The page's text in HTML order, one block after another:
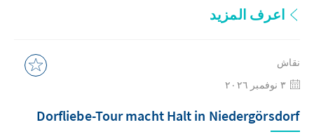
اعرف المزيد
نقاش
Dorfliebe-Tour macht Halt in Niedergörsdorf